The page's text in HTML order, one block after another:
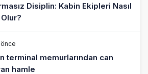
Disiplin: Kabin Ekipleri Nasıl
önce
terminal memurlarından can
hamle